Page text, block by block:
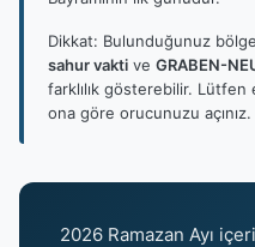
Dikkat: Bulunduğunuz
sahur vakti ve GRABEN-
farklılık gösterebilir. Lütfen
ona göre orucunuzu açınız.
2026 Ramazan Ayı